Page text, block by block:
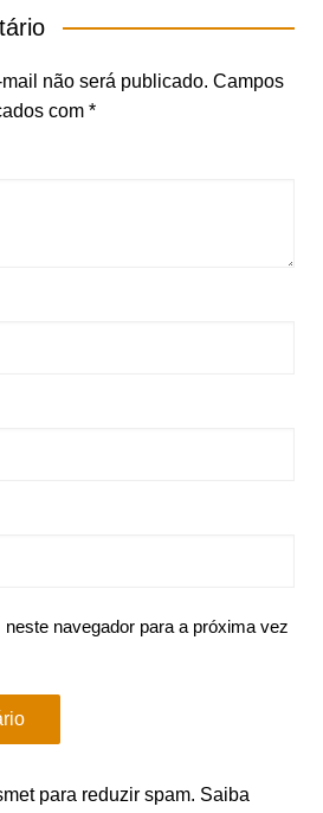
não será publicado. Campos
com *
navegador para a próxima vez
para reduzir spam. Saiba